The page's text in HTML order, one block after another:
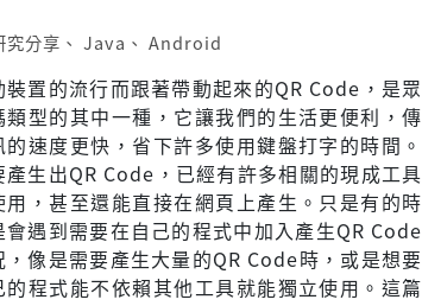
究分享 、 Java 、 Android
裝置的流行而跟著帶動起來的QR Code，是眾
類型的其中一種，它讓我們的生活更便利，傳
的速度更快，省下許多使用鍵盤打字的時間。
產生出QR Code，已經有許多相關的現成工具
用，甚至還能直接在網頁上產生。只是有的時
會遇到需要在自己的程式中加入產生QR Code
，像是需要產生大量的QR Code時，或是想要
的程式能不依賴其他工具就能獨立使用。這篇